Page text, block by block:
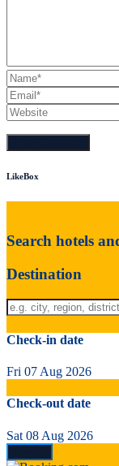
LikeBox
Search hotels
Destination
Check-in date
Fri 07 Aug 2026
Check-out date
Sat 08 Aug 2026